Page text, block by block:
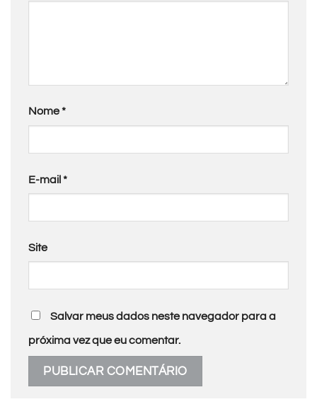
Nome*
E-mail*
Site
Salvar meus dados neste navegador para a
próxima vez que eu comentar.